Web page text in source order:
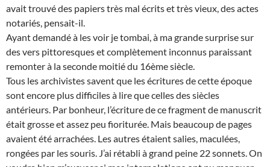
avait trouvé des papiers très mal écrits et très vieux, des actes
notariés, pensait-il.
Ayant demandé à les voir je tombai, à ma grande surprise sur
des vers pittoresques et complètement inconnus paraissant
remonter à la seconde moitié du 16ème siècle.
Tous les archivistes savent que les écritures de cette époque
sont encore plus difficiles à lire que celles des siècles
antérieurs. Par bonheur, l’écriture de ce fragment de manuscrit
était grosse et assez peu fioriturée. Mais beaucoup de pages
avaient été arrachées. Les autres étaient salies, maculées,
rongées par les souris. J’ai rétabli à grand peine 22 sonnets. On